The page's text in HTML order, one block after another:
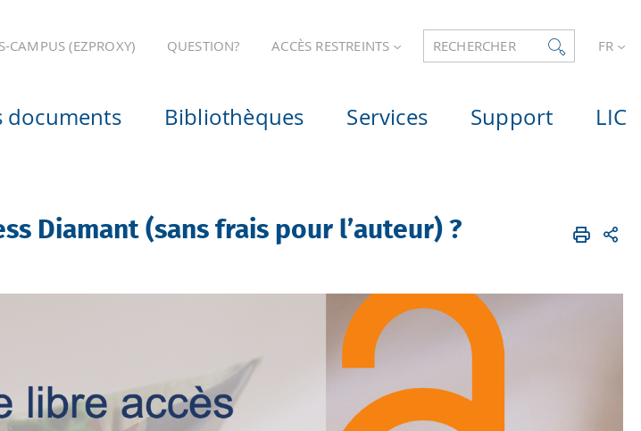
CAMPUS (EZPROXY) QUESTION? ACCÈS RESTREINTS RECHERCHER FR
documents Bibliothèques Services Support LIC
Diamant (sans frais pour l’auteur) ?